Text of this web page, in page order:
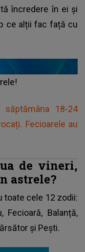
încredere în ei și
ce alții fac față cu
săptămâna 18-24
Fecioarele au
de vineri,
astrele?
toate cele 12 zodii:
Fecioară, Balanță,
și Pești.